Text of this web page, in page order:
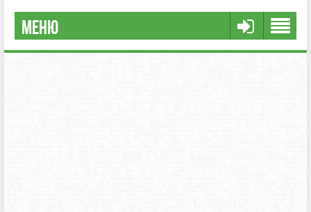
МЕНЮ
РЕГИСТРАЦИЯ